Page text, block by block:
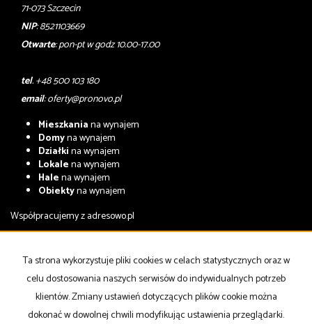
71-073 Szczecin
NIP: 8521103669
Otwarte: pon-pt w godz 10.00-17.00
tel. +48 500 103 180
email:oferty@pronovo.pl
Mieszkaniana wynajem
Domyna wynajem
Działkina wynajem
Lokalena wynajem
Halena wynajem
Obiektyna wynajem
Współpracujemy zadresowo.pl
Domyna sprzedaż
Działkina sprzedaż
Lokalena sprzedaż
Halena sprzedaż
Obiekty na sprzedaż
Ta strona wykorzystuje pliki cookies w celach statystycznych oraz w
celu dostosowania naszych serwisów do indywidualnych potrzeb
klientów. Zmiany ustawień dotyczących plików cookie można
dokonać w dowolnej chwili modyfikując ustawienia przeglądarki.